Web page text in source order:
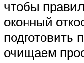
чтобы
оконный
подготовить
очищаем